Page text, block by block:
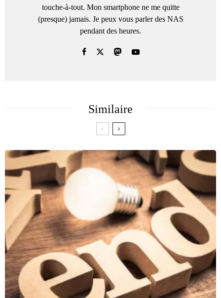
touche-à-tout. Mon smartphone ne me quitte
(presque) jamais. Je peux vous parler des NAS
pendant des heures.
Similaire